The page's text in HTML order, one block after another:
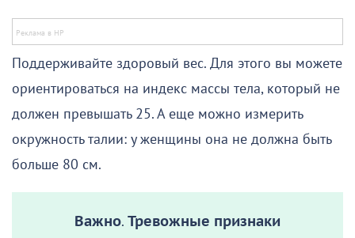
Поддерживайте здоровый вес. Для этого вы можете
ориентироваться на индекс массы тела, который не
должен превышать 25. А еще можно измерить
окружность талии: у женщины она не должна быть
больше 80 см.
Важно. Тревожные признаки